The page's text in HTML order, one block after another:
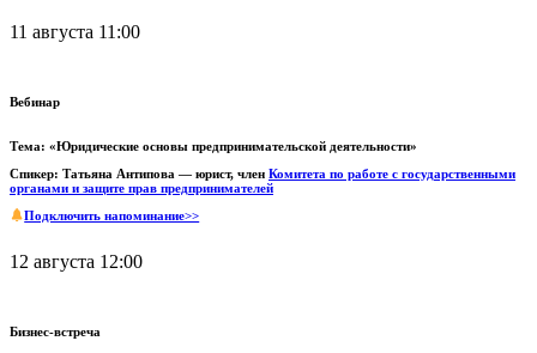
11 августа 11:00
Вебинар
Тема: «Юридические основы предпринимательской деятельности»
Спикер: Татьяна Антипова — юрист, член Комитета по работе с государственными
органами и защите прав предпринимателей
Подключить напоминание>>
12 августа 12:00
Бизнес-встреча